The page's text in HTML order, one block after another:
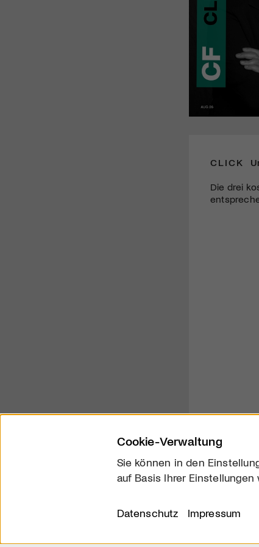
CLICK
Die drei
Über uns
Cookie-Verwaltung
Sie können in den
auf Basis Ihrer
Datenschutz Impressum